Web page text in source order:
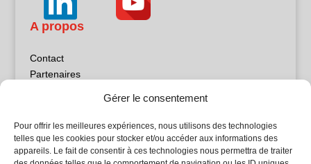
Gérer le consentement
Pour offrir les meilleures expériences, nous utilisons des technologies
telles que les cookies pour stocker et/ou accéder aux informations des
appareils. Le fait de consentir à ces technologies nous permettra de traiter
A propos
Contact
Partenaires
Politique de confidentialité
Sites partenaires